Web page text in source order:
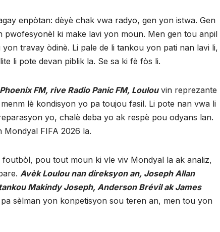
enpòtan: dèyè chak vwa radyo, gen yon istwa. Gen
ki make lavi yon moun. Men gen tou anpil
travay òdinè. Li pale de li tankou yon pati nan lavi li,
li pote devan piblik la. Se sa ki fè fòs li.
FM, rive Radio Panic FM, Loulouvin reprezante
lè kondisyon yo pa toujou fasil. Li pote nan vwa li
yo, chalè deba yo ak respè pou odyans lan.
Mondyal FIFA 2026 la.
pou tout moun ki vle viv Mondyal la ak analiz,
Avèk Loulou nan direksyon an, Joseph Allan
Makindy Joseph, Anderson Brévil ak James
sèlman yon konpetisyon sou teren an, men tou yon